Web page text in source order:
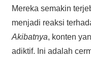
Mereka semakin
menjadi reaksi
Akibatnya, konten
adiktif. Ini adalah